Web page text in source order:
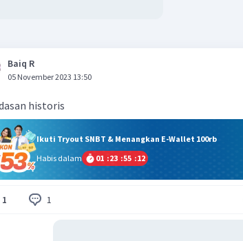
Baiq R
05 November 2023 13:50
historis
Ikuti Tryout SNBT & Menangkan E-Wallet 100rb
Habis dalam
01 :23 :55 :12
1 1